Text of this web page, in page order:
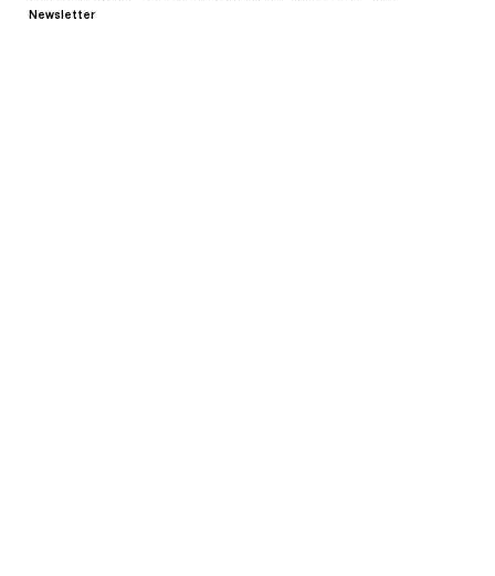
Newsletter